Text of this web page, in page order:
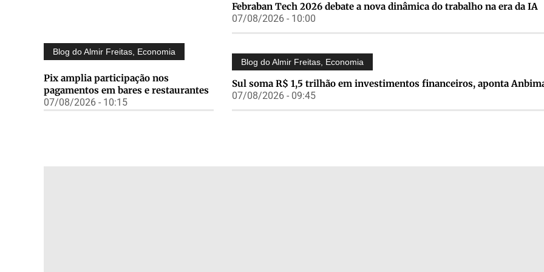
Blog do Almir Freitas, Economia
Pix amplia participação nos
pagamentos em bares e restaurantes
07/08/2026 - 10:15
Febraban Tech 2026 debate a nova dinâmica do trabalho na era da IA
07/08/2026 - 10:00
Blog do Almir Freitas, Economia
Sul soma R$ 1,5 trilhão em investimentos financeiros, aponta
07/08/2026 - 09:45